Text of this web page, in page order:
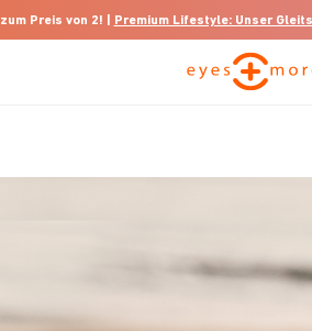
Preis von 2! | Premium Lifestyle: Unser